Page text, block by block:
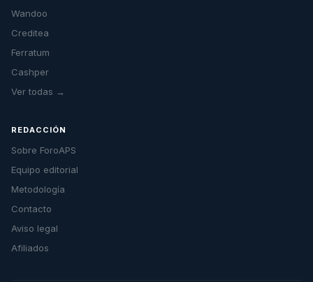
Wandoo
Creditea
Ferratum
Cashper
Ver todas →
REDACCIÓN
Sobre ForoAPS
Equipo editorial
Metodología
Contacto
Aviso legal
Afiliados